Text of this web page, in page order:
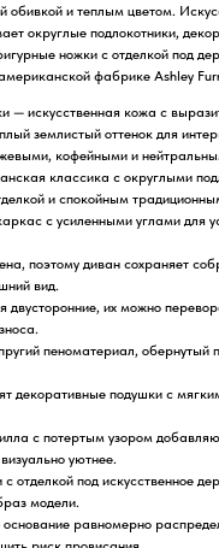
обивкой и теплым цветом.
округлые подлокотники,
ножки с отделкой под
фабрике Ashley
— искусственная кожа с
землистый оттенок для
кофейными и
классика с округлыми
и спокойным
с усиленными углами для
поэтому диван сохраняет
вид.
двусторонние, их можно
пеноматериал, обернутый
декоративные подушки с
с потертым узором
уютнее.
отделкой под искусственное
модели.
равномерно